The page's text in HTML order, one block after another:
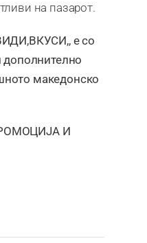
на пазарот.
е со
македонско
И